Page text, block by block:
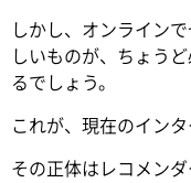
しかし、オンライン
しいものが、ちょう
るでしょう。
これが、現在のインタ
その正体はレコメン